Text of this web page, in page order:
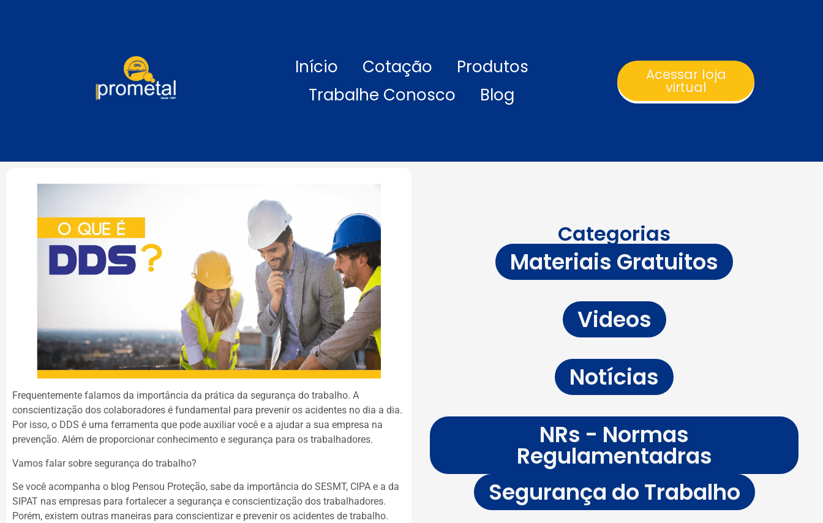
Início Cotação
Produtos
Trabalhe Conosco
Blog
Acessar loja
virtual
Frequentemente falamos da importância da prática da segurança do trabalho. A
conscientização dos colaboradores é fundamental para prevenir os acidentes no dia a dia.
Por isso, o DDS é uma ferramenta que pode auxiliar você e a ajudar a sua empresa na
prevenção. Além de proporcionar conhecimento e segurança para os trabalhadores.
Vamos falar sobre segurança do trabalho?
Se você acompanha o blog Pensou Proteção, sabe da importância do SESMT, CIPA e a da
SIPAT nas empresas para fortalecer a segurança e conscientização dos trabalhadores.
Porém, existem outras maneiras para conscientizar e prevenir os acidentes de trabalho.
Categorias
Materiais Gratuitos
Videos
Notícias
NRs - Normas
Regulamentadras
Segurança do Trabalho